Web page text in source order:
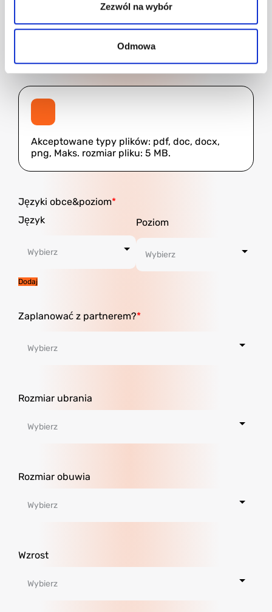
Zezwól na wybór
Odmowa
Załączniki
Akceptowane typy plików: pdf, doc, docx,
png, Maks. rozmiar pliku: 5 MB.
Języki obce&poziom
Dodaj
Zaplanować z partnerem?
Rozmiar ubrania
Rozmiar obuwia
Wzrost